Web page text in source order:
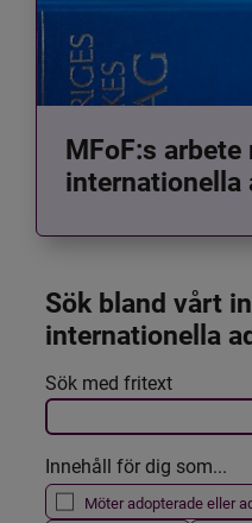
MFoF:s arbete
internationella
Sök bland vårt
internationella
Filtrera resultatet
Det här formuläret
Sök med fritext
Innehåll för dig som...
Möter adopterade eller